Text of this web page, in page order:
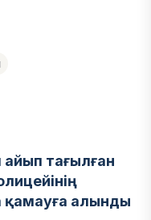
айып тағылған
қамауға алынды